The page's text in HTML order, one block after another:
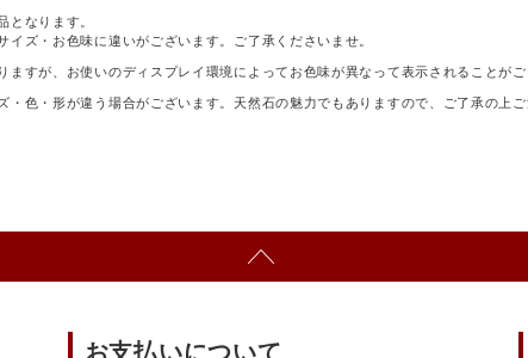
なります。
ズ・お色味に違いがございます。ご了承くださいませ。
すが、お使いのディスプレイ環境によってお色味が異なって表示されることが
色・形が違う場合がございます。天然石の魅力でもありますので、ご了承の上
お支払いについて